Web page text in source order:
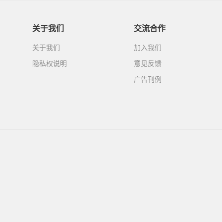
关于我们
关于我们
隐私权说明
交流合作
加入我们
意见反馈
广告刊例